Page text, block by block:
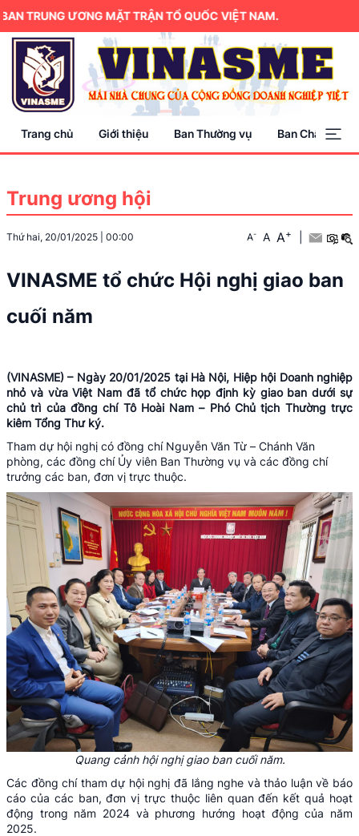
TRUNG ƯƠNG MẶT TRẬN TỔ QUỐC VIỆT NAM.
Trang chủ Giới thiệu Ban Thường vụ Ban Chấp hành
Trung ương hội
Thứ hai, 20/01/2025 00:00 A- A A+
VINASME tổ chức Hội nghị giao ban
cuối năm
(VINASME) – Ngày 20/01/2025 tại Hà Nội, Hiệp hội Doanh nghiệp
nhỏ và vừa Việt Nam đã tổ chức họp định kỳ giao ban dưới sự
chủ trì của đồng chí Tô Hoài Nam – Phó Chủ tịch Thường trực
kiêm Tổng Thư ký.
Tham dự hội nghị có đồng chí Nguyễn Văn Từ – Chánh Văn
phòng, các đồng chí Ủy viên Ban Thường vụ và các đồng chí
trưởng các ban, đơn vị trực thuộc.
Quang cảnh hội nghị giao ban cuối năm.
Các đồng chí tham dự hội nghị đã lắng nghe và thảo luận về báo
cáo của các ban, đơn vị trực thuộc liên quan đến kết quả hoạt
động trong năm 2024 và phương hướng hoạt động của năm
2025.